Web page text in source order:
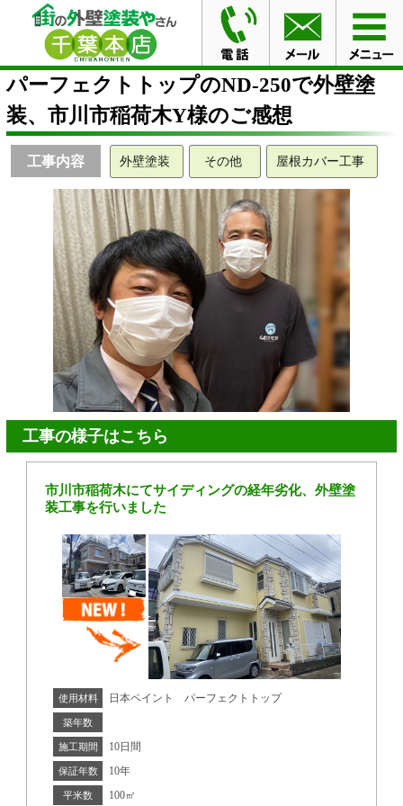
HOME お客様の声
パーフェクトトップのND-250で外
壁塗装、市川市稲荷木Y様のご感想
パーフェクトトップのND-250で外壁塗
装、市川市稲荷木Y様のご感想
工事内容 外壁塗装 その他 屋根カバー工事
工事の様子はこちら
市川市稲荷木にてサイディングの経年劣化、外壁塗
装工事を行いました
使用材料 日本ペイント パーフェクトトップ
築年数
施工期間 10日間
保証年数 10年
平米数 100㎡